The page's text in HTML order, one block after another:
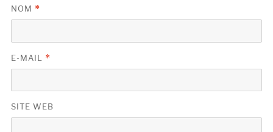
NOM *
E-MAIL *
SITE WEB